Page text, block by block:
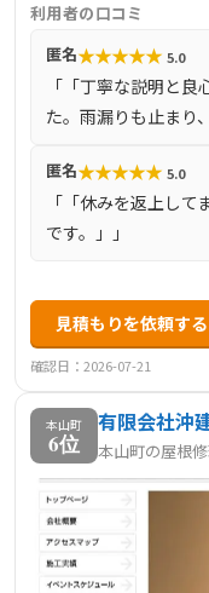
を省き、良心的な価
保証付きで、工事後
す。台風や豪雨にも
添って提供し、お客
利用者の口コミ
匿名★★★★★ 5.0
「「丁寧な説明と
た。雨漏りも止まり
匿名★★★★★ 5.0
「「休みを返上し
です。」」
見積もりを依頼する
確認日：2026-07-21
本山町
6位
有限会社沖
本山町の屋根